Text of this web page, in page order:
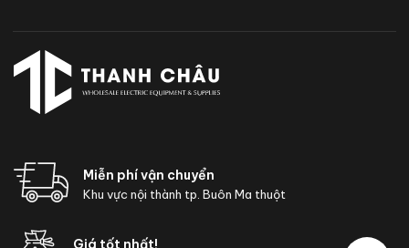
Miễn phí vận chuyển
Khu vực nội thành tp. Buôn Ma thuột
Giá tốt nhất!